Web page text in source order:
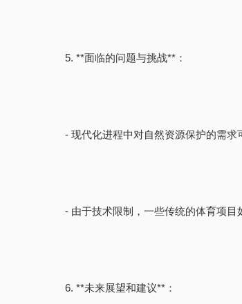
5. **面临的问题与挑战**：
- 现代化进程中对自然资源保护的需求
- 由于技术限制，一些传统的体育项目
6. **未来展望和建议**：